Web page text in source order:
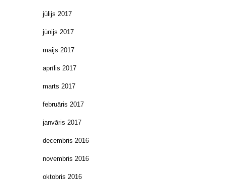
jūlijs 2017
jūnijs 2017
maijs 2017
aprīlis 2017
marts 2017
februāris 2017
janvāris 2017
decembris 2016
novembris 2016
oktobris 2016